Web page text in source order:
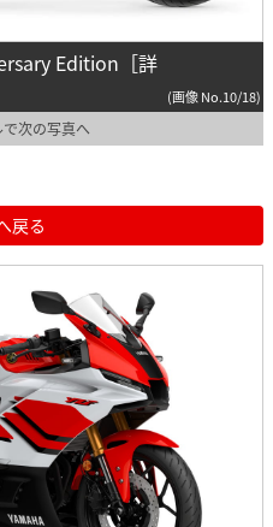
Edition［詳
(画像 No.10/18)
次の写真へ
戻る